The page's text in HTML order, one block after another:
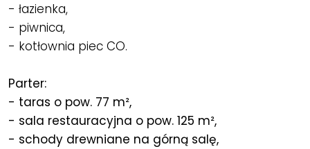
- łazienka,
- piwnica,
- kotłownia piec CO.
Parter:
- taras o pow. 77 m²,
- sala restauracyjna o pow. 125 m²,
- schody drewniane na górną salę,